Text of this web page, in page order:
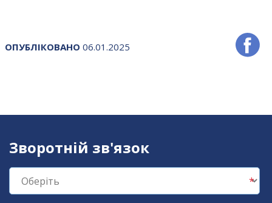
ОПУБЛІКОВАНО 06.01.2025
Зворотній зв'язок